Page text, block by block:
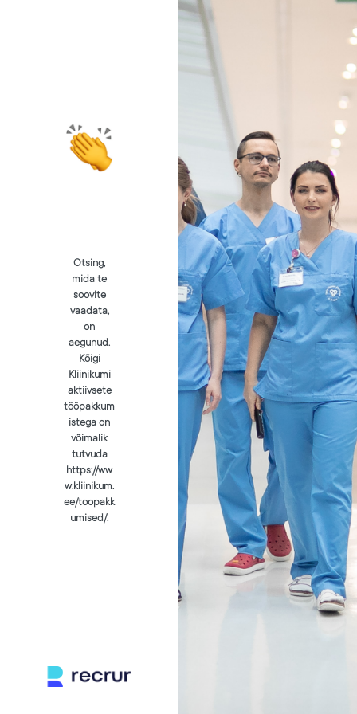
Otsing,
mida te
soovite
vaadata,
on
aegunud.
Kõigi
Kliinikumi
aktiivsete
tööpakkum
istega on
võimalik
tutvuda
https://ww
w.kliinikum.
ee/toopakk
umised/.